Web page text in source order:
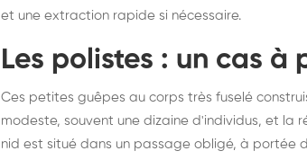
et une extraction rapide si nécessaire.
Les polistes : un cas à
Ces petites guêpes au corps très fuselé
modeste, souvent une dizaine d'individus, et la
nid est situé dans un passage obligé, à portée